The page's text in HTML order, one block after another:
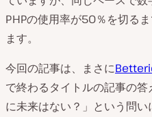
PHPの使用率が50％を切る
ます。
今回の記事は、まさに
で終わるタイトルの記事の
に未来はない？」という問